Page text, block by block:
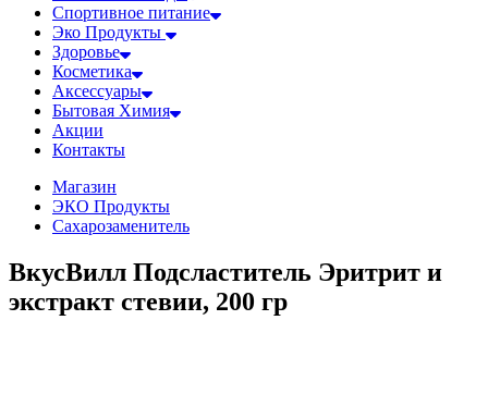
Спортивное питание
Эко Продукты
Здоровье
Косметика
Аксессуары
Бытовая Химия
Акции
Контакты
Магазин
ЭКО Продукты
Сахарозаменитель
ВкусВилл Подсластитель Эритрит и
экстракт стевии, 200 гр